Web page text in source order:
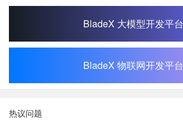
BladeX 大模型开发平台
BladeX 物联网开发平台
热议问题